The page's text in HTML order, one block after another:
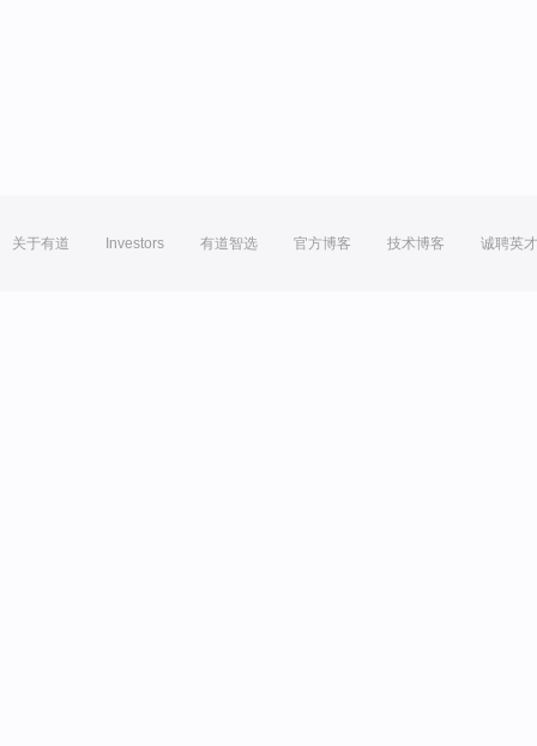
关于有道 Investors 有道智选 官方博客 技术博客 诚聘英才